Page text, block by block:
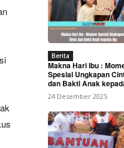
Gedung Wastu
Berita
Makna Hari Ibu :
Spesial Ungkapan
dan Bakti Anak
24 Desember 2025